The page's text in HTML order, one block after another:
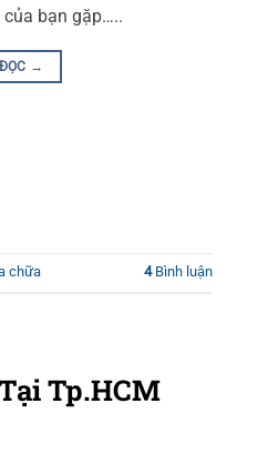
bạn gặp…..
→
chữa 4Bình luận
Tp.HCM